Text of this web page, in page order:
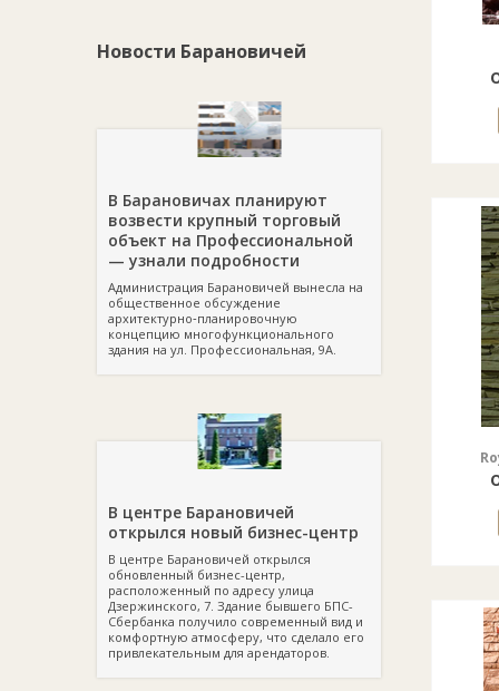
Новости Барановичей
В Барановичах планируют
возвести крупный торговый
объект на Профессиональной
— узнали подробности
Администрация Барановичей вынесла на
общественное обсуждение
архитектурно‑планировочную
концепцию многофункционального
здания на ул. Профессиональная, 9А.
В центре Барановичей
открылся новый бизнес-центр
В центре Барановичей открылся
обновленный бизнес-центр,
расположенный по адресу улица
Дзержинского, 7. Здание бывшего БПС-
Сбербанка получило современный вид и
комфортную атмосферу, что сделало его
привлекательным для арендаторов.